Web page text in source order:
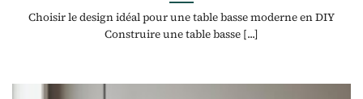
Choisir le design idéal pour une table basse moderne en DIY
Construire une table basse [...]